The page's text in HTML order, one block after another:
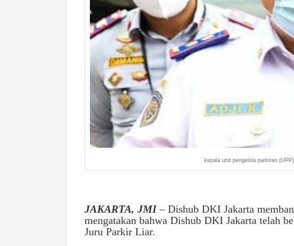
kepala unit pengelola parkiran
JAKARTA, JMI– Dishub DKI Jakarta
mengatakan bahwa Dishub DKI Jakarta telah
Juru Parkir Liar.